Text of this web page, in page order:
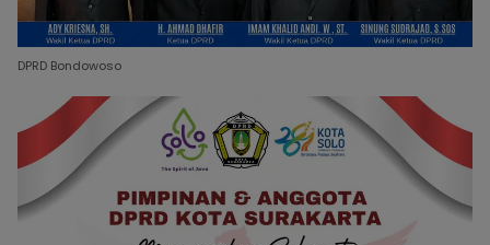
DPRD Bondowoso